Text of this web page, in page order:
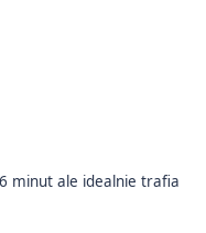
minut ale idealnie trafia